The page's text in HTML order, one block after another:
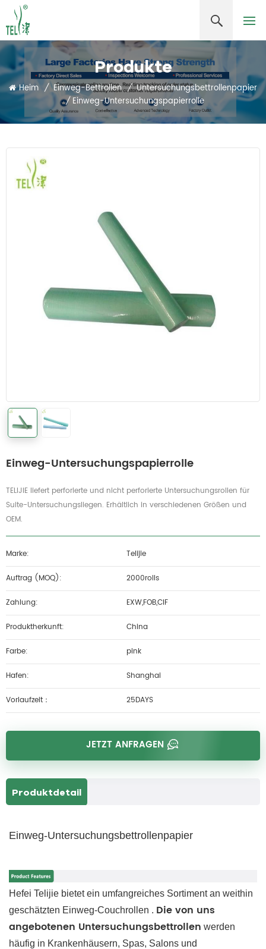
Produkte
Heim / Einweg-Bettrollen / Untersuchungsbettrollenpapier
/ Einweg-Untersuchungspapierrolle
Einweg-Untersuchungspapierrolle
TELIJIE liefert perforierte und nicht perforierte Untersuchungsrollen für
Suite-Untersuchungsliegen. Erhältlich in verschiedenen Größen und
OEM.
Marke: Telijie
Auftrag (MOQ): 2000rolls
Zahlung: EXW,FOB,CIF
Produktherkunft: China
Farbe: pink
Hafen: Shanghai
Vorlaufzeit： 25DAYS
JETZT ANFRAGEN
Produktdetail
Einweg-Untersuchungsbettrollenpapier
Hefei Telijie bietet ein umfangreiches Sortiment an weithin
geschätzten Einweg-Couchrollen . Die von uns
angebotenen Untersuchungsbettrollen werden
häufig in Krankenhäusern, Spas, Salons und